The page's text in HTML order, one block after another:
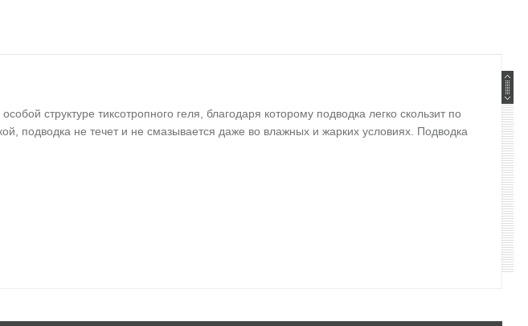
структуре тиксотропного геля, благодаря которому подводка легко скользит по
подводка не течет и не смазывается даже во влажных и жарких условиях. Подводка